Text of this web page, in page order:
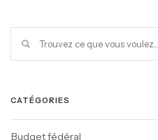
CATÉGORIES
Budget fédéral